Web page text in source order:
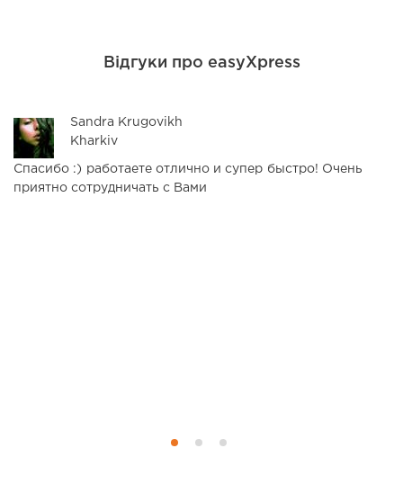
Відгуки про easyXpress
Sandra Krugovikh
Kharkiv
Спасибо :) работаете отлично и супер быстро! Очень
приятно сотрудничать с Вами